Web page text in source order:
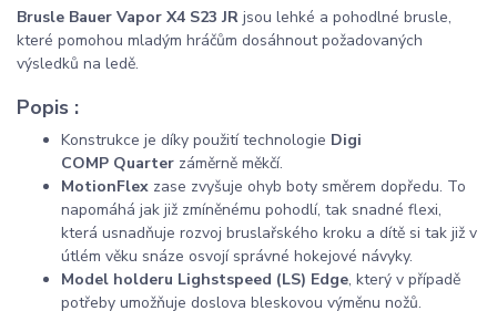
Brusle Bauer Vapor X4 S23 JR jsou lehké a pohodlné brusle,
které pomohou mladým hráčům dosáhnout požadovaných
výsledků na ledě.
Popis :
Konstrukce je díky použití technologie Digi
COMP Quarter záměrně měkčí.
MotionFlex zase zvyšuje ohyb boty směrem dopředu. To
napomáhá jak již zmíněnému pohodlí, tak snadné flexi,
která usnadňuje rozvoj bruslařského kroku a dítě si tak již v
útlém věku snáze osvojí správné hokejové návyky.
Model holderu Lighstspeed (LS) Edge, který v případě
potřeby umožňuje doslova bleskovou výměnu nožů.